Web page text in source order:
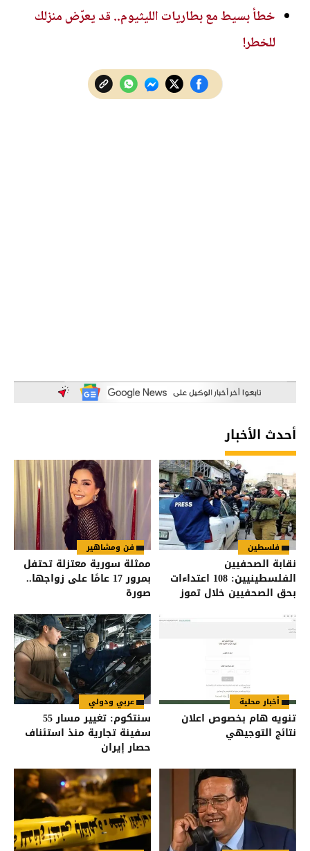
خطأ بسيط مع بطاريات الليثيوم.. قد يعرّض منزلك
للخطر!
أحدث الأخبار
فلسطين
نقابة الصحفيين
الفلسطينيين: 108 اعتداءات
بحق الصحفيين خلال تموز
فن ومشاهير
ممثلة سورية معتزلة تحتفل
بمرور 17 عامًا على زواجها..
صورة
أخبار محلية
تنويه هام بخصوص اعلان
نتائج التوجيهي
عربي ودولي
سنتكوم: تغيير مسار 55
سفينة تجارية منذ استئناف
حصار إيران